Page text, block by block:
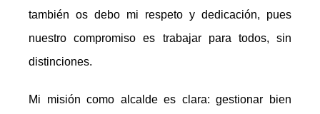
también os debo mi respeto y dedicación, pues
nuestro compromiso es trabajar para todos, sin
distinciones.
Mi misión como alcalde es clara: gestionar bien